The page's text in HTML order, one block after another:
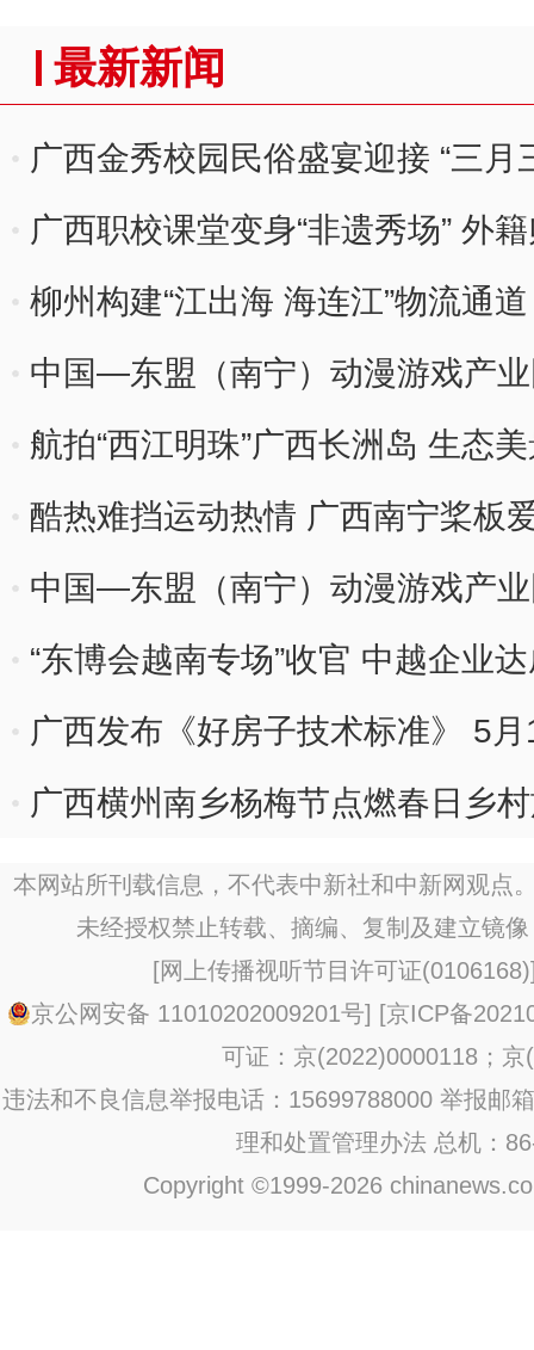
最新新闻
广西金秀校园民俗盛宴迎接 “三月
广西职校课堂变身“非遗秀场” 外
柳州构建“江出海 海连江”物流通
中国—东盟（南宁）动漫游戏产
航拍“西江明珠”广西长洲岛 生态
酷热难挡运动热情 广西南宁桨板
中国—东盟（南宁）动漫游戏产
“东博会越南专场”收官 中越企业
广西发布《好房子技术标准》 5
广西横州南乡杨梅节点燃春日乡
本网站所刊载信息，不代表中新社和中新网观点
未经授权禁止转载、摘编、复制及建立镜
[网上传播视听节目许可证(0106168)
京公网安备 11010202009201号] [京ICP备
可证：京(2022)0000118；京
违法和不良信息举报电话：15699788000 举报邮
理和处置管理办法 总机：
Copyright ©1999-2026